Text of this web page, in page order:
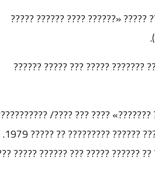
?????? ?????? ??????? ??????
????? ?????? ??????? ?? ??????
??? ?????? ???? «????? ??????
??????? ????????/ ????? ??????? ?? ????? ???? ????? ??????? ???? ?????? ????????? ?? ????? 1979.
???? ??????? ??? ??????????